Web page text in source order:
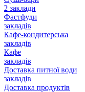
2 заклади
Фастфуди
закладів
Кафе-кондитерська
закладів
Кафе
закладів
Доставка питної води
закладів
Доставка продуктів